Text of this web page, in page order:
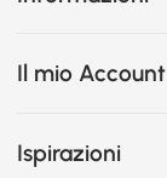
Il mio Account
Ispirazioni